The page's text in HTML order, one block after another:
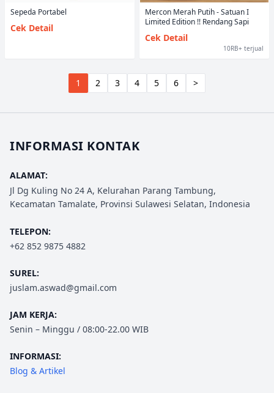
Sepeda Portabel
Cek Detail
Mercon Merah Putih - Satuan I
Limited Edition !! Rendang Sapi
Cek Detail
10RB+ terjual
1 2 3 4 5 6 >
INFORMASI KONTAK
ALAMAT:
Jl Dg Kuling No 24 A, Kelurahan Parang Tambung,
Kecamatan Tamalate, Provinsi Sulawesi Selatan, Indonesia
TELEPON:
+62 852 9875 4882
SUREL:
juslam.aswad@gmail.com
JAM KERJA:
Senin – Minggu / 08:00-22.00 WIB
INFORMASI:
Blog & Artikel